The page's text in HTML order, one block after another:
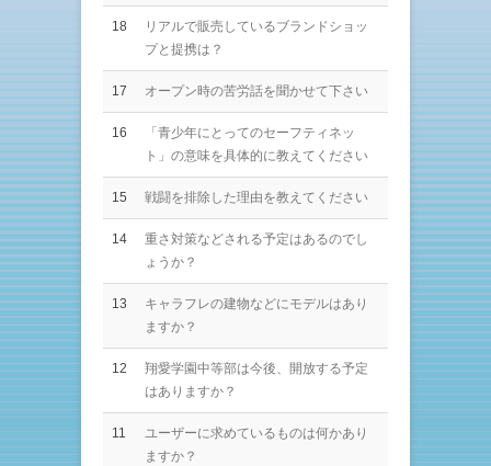
18
リアルで販売しているブランドショッ
プと提携は？
17 オープン時の苦労話を聞かせて下さい
16
「青少年にとってのセーフティネッ
ト」の意味を具体的に教えてください
15 戦闘を排除した理由を教えてください
14
重さ対策などされる予定はあるのでし
ょうか？
13
キャラフレの建物などにモデルはあり
ますか？
12
翔愛学園中等部は今後、開放する予定
はありますか？
11
ユーザーに求めているものは何かあり
ますか？